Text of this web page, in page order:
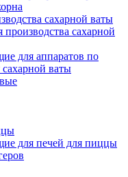
сахарной ваты
сахарной
для аппаратов по
сахарной ваты
для печей для пиццы